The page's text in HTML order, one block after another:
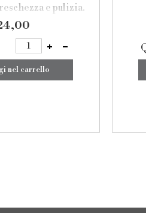
e pulizia.
nel carrello